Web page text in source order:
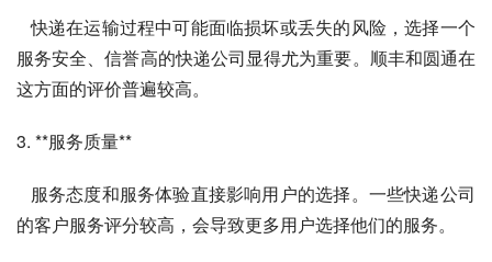
   快递在运输过程中可能面临损坏或丢失的风险，选择一个
服务安全、信誉高的快递公司显得尤为重要。顺丰和圆通在
这方面的评价普遍较高。
3. **服务质量**
的客户服务评分较高，会导致更多用户选择他们的服务。